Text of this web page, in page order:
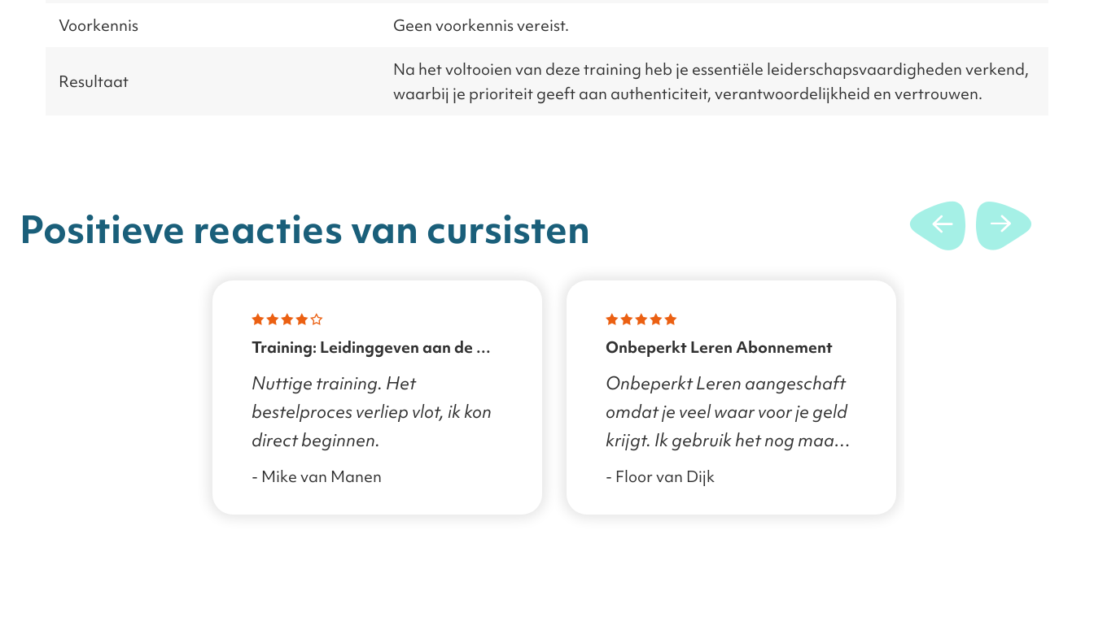
Voorkennis Geen voorkennis vereist.
Resultaat
Na het voltooien van deze training heb je essentiële leiderschapsvaardigheden verkend,
waarbij je prioriteit geeft aan authenticiteit, verantwoordelijkheid en vertrouwen.
Positieve reacties van cursisten
Training: Leidinggeven aan de AI
transformatie
Nuttige training. Het
bestelproces verliep vlot, ik kon
direct beginnen.
- Mike van Manen
Onbeperkt Leren Abonnement
Onbeperkt Leren aangeschaft
omdat je veel waar voor je geld
krijgt. Ik gebruik het nog maar
kort, maar eerste indruk is goed.
- Floor van Dijk